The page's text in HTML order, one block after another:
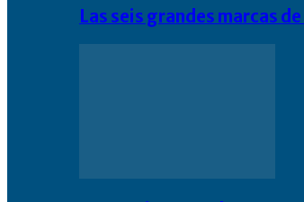
Las seis grandes marcas